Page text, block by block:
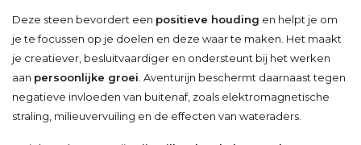
Deze steen bevordert een positieve houding en helpt je om
je te focussen op je doelen en deze waar te maken. Het maakt
je creatiever, besluitvaardiger en ondersteunt bij het werken
aan persoonlijke groei . Aventurijn beschermt daarnaast tegen
negatieve invloeden van buitenaf, zoals elektromagnetische
straling, milieuvervuiling en de effecten van wateraders.